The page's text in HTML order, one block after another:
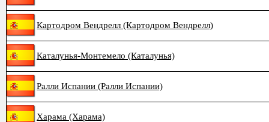
Картодром Вендрелл (Картодром Вендрелл)
Каталунья-Монтемело (Каталунья)
Ралли Испании (Ралли Испании)
Харама (Харама)